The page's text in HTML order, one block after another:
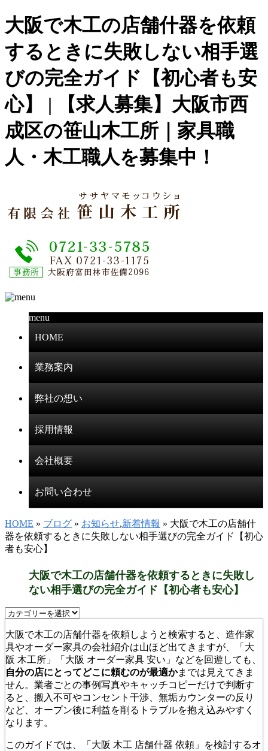
大阪で木工の店舗什器を依頼
するときに失敗しない相手選
びの完全ガイド【初心者も安
心】 | 【求人募集】大阪市西
成区の笹山木工所｜家具職
人・木工職人を募集中！
menu
HOME
業務案内
弊社の想い
採用情報
会社概要
お問い合わせ
HOME » ブログ » お知らせ,新着情報 » 大阪で木工の店舗什
器を依頼するときに失敗しない相手選びの完全ガイド【初心
者も安心】
大阪で木工の店舗什器を依頼するときに失敗し
ない相手選びの完全ガイド【初心者も安心】
大阪で木工の店舗什器を依頼しようと検索すると、造作家
具やオーダー家具の会社紹介は山ほど出てきますが、「大
阪 木工所」「大阪 オーダー家具 安い」などを回遊しても、
自分の店にとってどこに頼むのが最適かまでは見えてきま
せん。業者ごとの事例写真やキャッチコピーだけで判断す
ると、搬入不可やコンセント干渉、無垢カウンターの反り
など、オープン後に利益を削るトラブルを抱え込みやすく
なります。
このガイドでは、「大阪 木工 店舗什器 依頼」を検討するオ